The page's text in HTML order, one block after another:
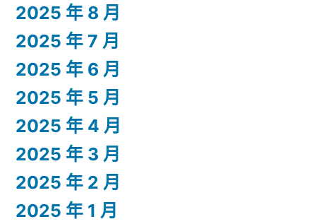
2025 年 8 月
2025 年 7 月
2025 年 6 月
2025 年 5 月
2025 年 4 月
2025 年 3 月
2025 年 2 月
2025 年 1 月